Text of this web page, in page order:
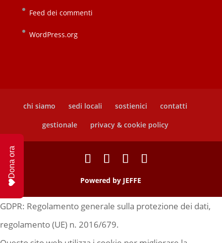
Feed dei commenti
WordPress.org
chi siamo sedi locali sostienici
contatti
gestionale
privacy & cookie policy
Powered by JEFFE
GDPR: Regolamento generale sulla protezione dei dati,
regolamento (UE) n. 2016/679.
Dona ora